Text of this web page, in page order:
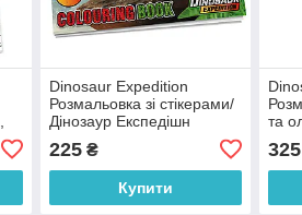
Dinosaur Expedition
Розмальовка зі стікерами/
Дінозаур Експедішн
Розмальовка зі стікерами,
961028
225₴
Купити
та
325